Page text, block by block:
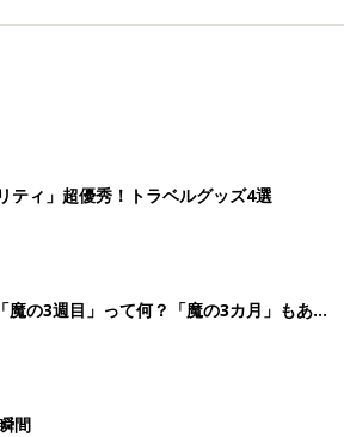
ィ」超優秀！トラベルグッズ4選
の3週目」って何？「魔の3カ月」もある
間